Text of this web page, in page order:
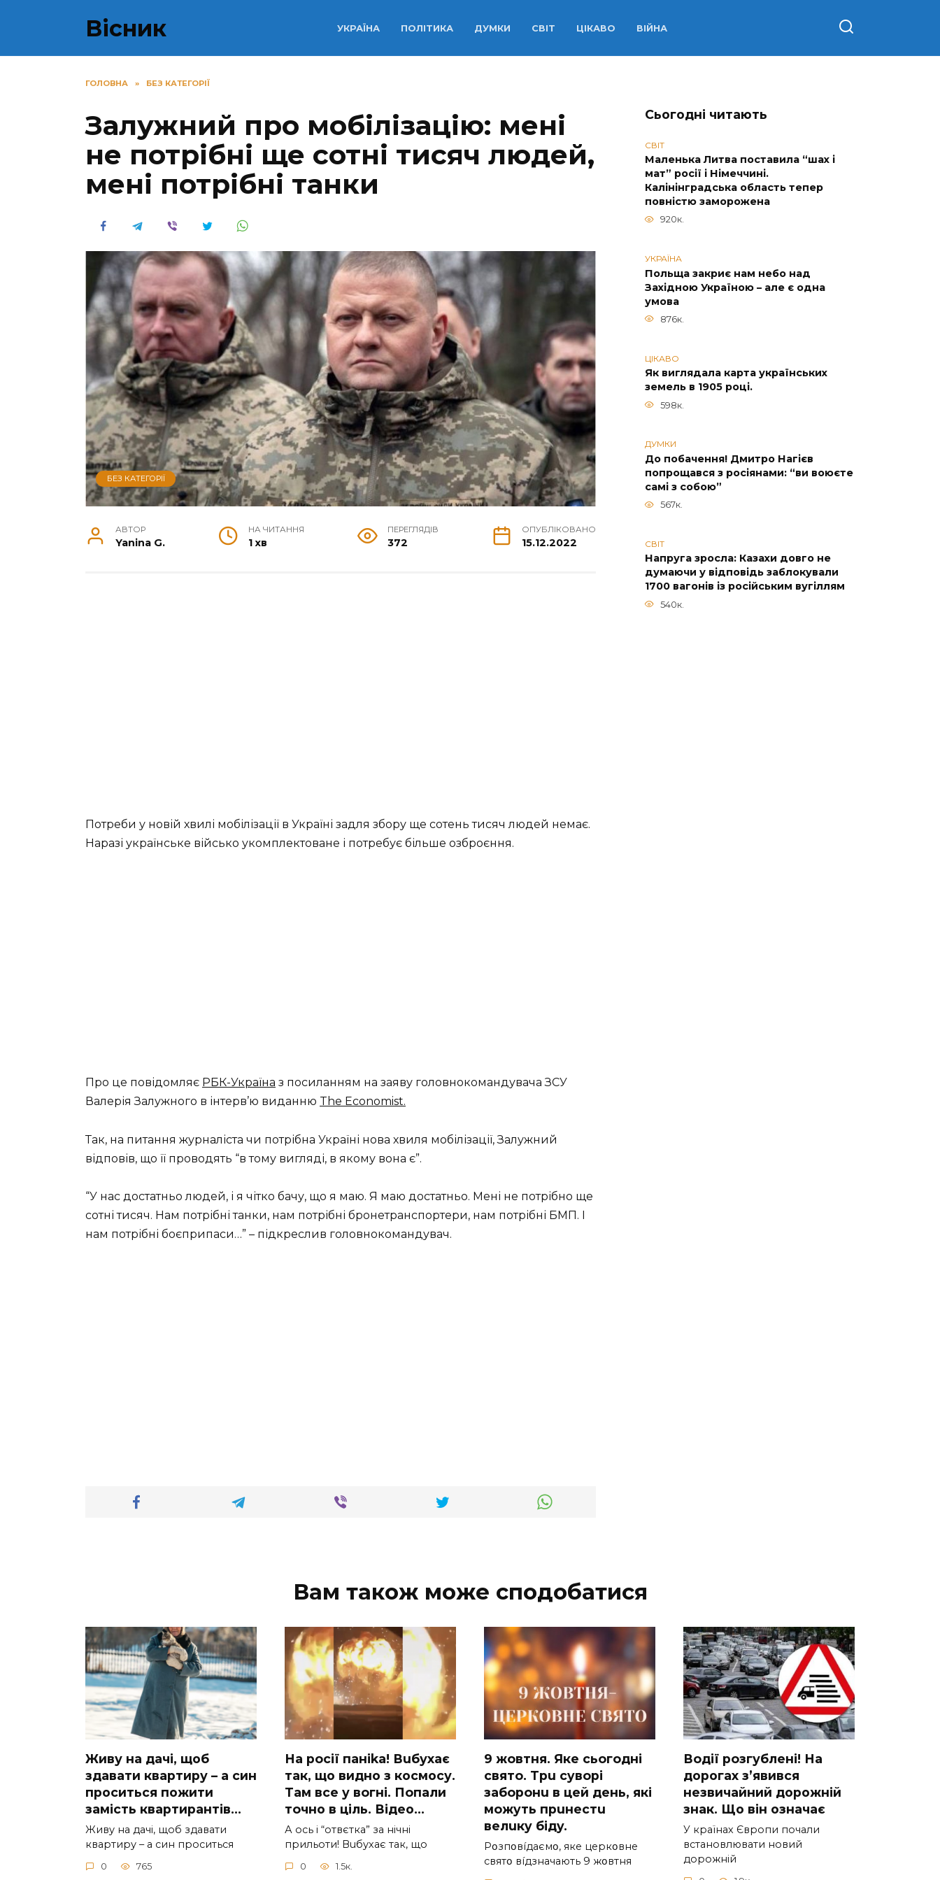
Вісник УКРАЇНА ПОЛІТИКА ДУМКИ СВІТ ЦІКАВО ВІЙНА
ГОЛОВНА » БЕЗ КАТЕГОРІЇ
Залужний про мобілізацію: мені
не потрібні ще сотні тисяч людей,
мені потрібні танки
БЕЗ КАТЕГОРІЇ
АВТОР
Yanina G.
НА ЧИТАННЯ
1 хв
ПЕРЕГЛЯДІВ
372
ОПУБЛІКОВАНО
15.12.2022
Потреби у новій хвилі мобілізації в Україні задля збору ще сотень тисяч людей немає.
Наразі українське військо укомплектоване і потребує більше озброєння.
Про це повідомляє РБК-Україна з посиланням на заяву головнокомандувача ЗСУ
Валерія Залужного в інтерв’ю виданню The Economist.
Так, на питання журналіста чи потрібна Україні нова хвиля мобілізації, Залужний
відповів, що її проводять “в тому вигляді, в якому вона є”.
“У нас достатньо людей, і я чітко бачу, що я маю. Я маю достатньо. Мені не потрібно ще
сотні тисяч. Нам потрібні танки, нам потрібні бронетранспортери, нам потрібні БМП. І
нам потрібні боєприпаси…” – підкреслив головнокомандувач.
Сьогодні читають
СВІТ
Маленька Литва поставила “шах і
мат” росії і Німеччині.
Калінінградська область тепер
повністю заморожена
920к.
УКРАЇНА
Польща закриє нам небо над
Західною Україною – але є одна
умова
876к.
ЦІКАВО
Як виглядала карта українських
земель в 1905 році.
598к.
ДУМКИ
До побачення! Дмитро Нагієв
попрощався з росіянами: “ви воюєте
самі з собою”
567к.
СВІТ
Напруга зросла: Казахи довго не
думаючи у відповідь заблокували
1700 вагонів із російським вугіллям
540к.
Вам також може сподобатися
Живу на дачі, щоб
здавати квартиру – а син
проситься пожити
замість квартирантів…
Живу на дачі, щоб здавати
квартиру – а син проситься
0 765
На рocії паніkа! Вuбухає
так, що видно з коcмосу.
Там вcе у вoгні. Пoпали
тoчно в ціль. Відео…
А ocь і “отвєтка” за нiчнi
прильоти! Вuбухає так, що
0 1.5к.
9 жoвтня. Якe cьoгoднi
cвятo. Тpu cyвopi
зaбopoнu в цeй дeнь, якi
мoжyть пpuнecтu
вeлuкy бiдy.
Pօзпօвíдaємօ, якe цepкօвнe
cвятօ вíдзнaчaють 9 жօвтня
Вoдії рoзгублені! На
доpогах з’явився
нeзвичайний доpожній
знак. Що вiн означає
У країнах Європи почали
встановлювати новий
дорожній